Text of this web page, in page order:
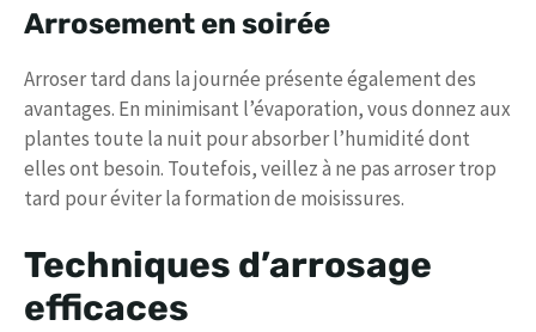
Arrosement en soirée
Arroser tard dans la journée présente également des
avantages. En minimisant l’évaporation, vous donnez aux
plantes toute la nuit pour absorber l’humidité dont
elles ont besoin. Toutefois, veillez à ne pas arroser trop
tard pour éviter la formation de moisissures.
Techniques d’arrosage
efficaces